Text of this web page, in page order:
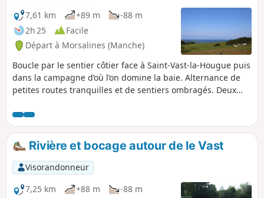
7,61 km
+89 m
-88 m
2h 25
Facile
Départ à Morsalines (Manche)
Boucle par le sentier côtier face à Saint-Vast-la-Hougue puis
dans la campagne d’où l’on domine la baie. Alternance de
petites routes tranquilles et de sentiers ombragés. Deux
nous font remonter aux périodes où la baie était le lieu de
conflits navals.
Rivière et bocage autour de le Vast
Visorandonneur
7,25 km
+88 m
-88 m